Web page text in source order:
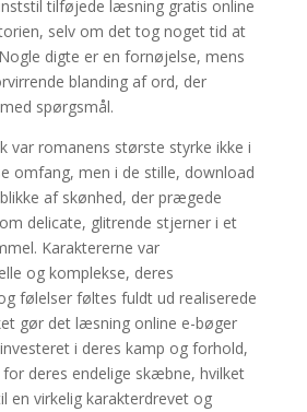
tilføjede læsning gratis online
selv om det tog noget tid at
digte er en fornøjelse, mens
blanding af ord, der
spørgsmål.
var romanens største styrke ikke i
omfang, men i de stille, download
af skønhed, der prægede
delicate, glitrende stjerner i et
Karaktererne var
og komplekse, deres
følelser føltes fuldt ud realiserede
gør det læsning online e-bøger
i deres kamp og forhold,
deres endelige skæbne, hvilket
en virkelig karakterdrevet og